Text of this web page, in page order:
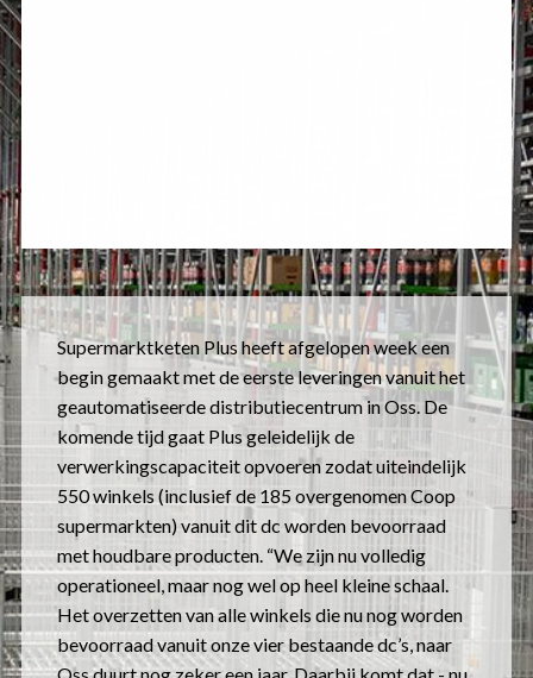
Supermarktketen Plus heeft afgelopen week een
begin gemaakt met de eerste leveringen vanuit het
geautomatiseerde distributiecentrum in Oss. De
komende tijd gaat Plus geleidelijk de
verwerkingscapaciteit opvoeren zodat uiteindelijk
550 winkels (inclusief de 185 overgenomen Coop
supermarkten) vanuit dit dc worden bevoorraad
met houdbare producten. “We zijn nu volledig
operationeel, maar nog wel op heel kleine schaal.
Het overzetten van alle winkels die nu nog worden
bevoorraad vanuit onze vier bestaande dc’s, naar